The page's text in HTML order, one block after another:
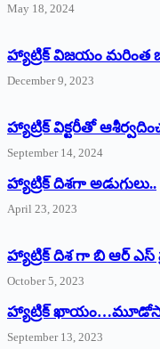
May 18, 2024
హ్యాట్రిక్ విజయం మరింత
December 9, 2023
హ్యాట్రిక్‌ ‌విక్టరీతో
September 14, 2024
‌హ్యాట్రిక్‌ ‌దిశగా అడుగులు..
April 23, 2023
హ్యాట్రిక్ దిశ గా బి ఆర్ ఎస్
October 5, 2023
హ్యాట్రిక్‌
September 13, 2023